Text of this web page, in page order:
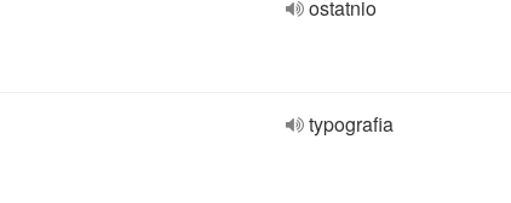
ostatnio
typografia